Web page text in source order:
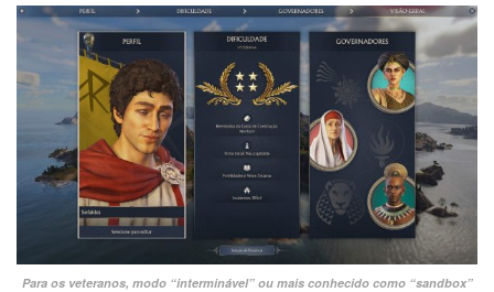
Para os veteranos, modo “interminável” ou mais conhecido como “sandbox”